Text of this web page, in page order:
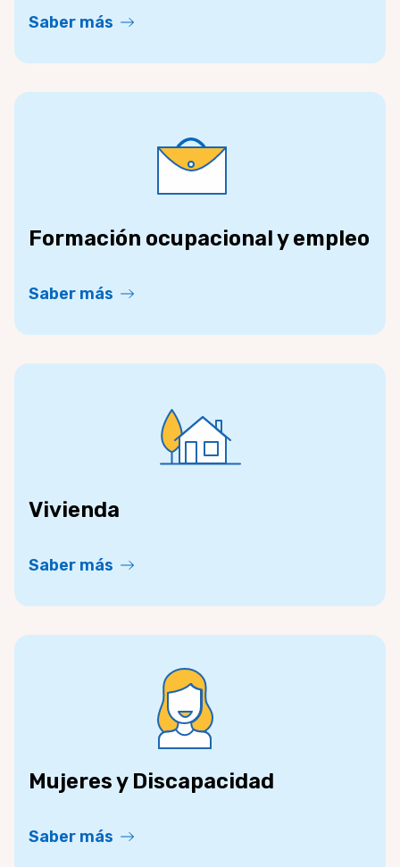
Saber más
Formación ocupacional y empleo
Saber más
Vivienda
Saber más
Mujeres y Discapacidad
Saber más